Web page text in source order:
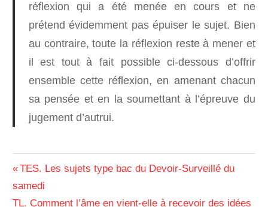
réflexion qui a été menée en cours et ne
prétend évidemment pas épuiser le sujet. Bien
au contraire, toute la réflexion reste à mener et
il est tout à fait possible ci-dessous d’offrir
ensemble cette réflexion, en amenant chacun
sa pensée et en la soumettant à l’épreuve du
jugement d’autrui.
ACTUALITÉ
Navigation
de
Previous
Post:
TES. Les sujets type bac du Devoir-Surveillé du
samedi
Next
TL. Comment l’âme en vient-elle à recevoir des idées